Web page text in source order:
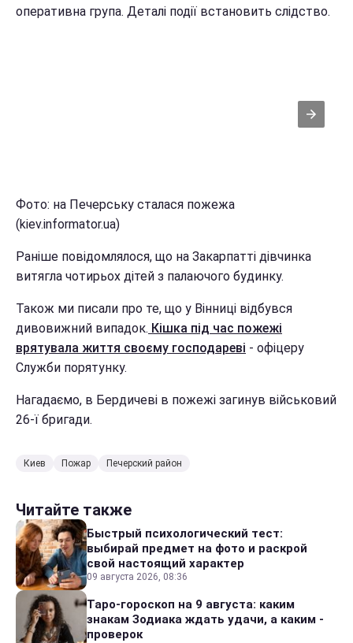
оперативна група. Деталі події встановить слідство.
Фото: на Печерську сталася пожежа
(kiev.informator.ua)
Раніше повідомлялося, що на Закарпатті дівчинка
витягла чотирьох дітей з палаючого будинку.
Також ми писали про те, що у Вінниці відбувся
дивовижний випадок. Кішка під час пожежі
врятувала життя своєму господареві - офіцеру
Служби порятунку.
Нагадаємо, в Бердичеві в пожежі загинув військовий
26-ї бригади.
Киев Пожар Печерский район
Читайте также
Быстрый психологический тест:
выбирай предмет на фото и раскрой
свой настоящий характер
09 августа 2026, 08:36
Таро-гороскоп на 9 августа: каким
знакам Зодиака ждать удачи, а каким -
проверок